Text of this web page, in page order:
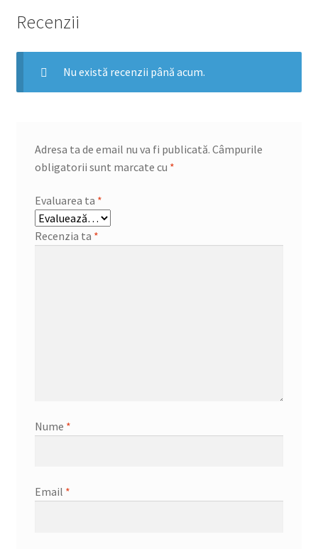
Recenzii
Nu există recenzii până acum.
Adresa ta de email nu va fi publicată. Câmpurile
obligatorii sunt marcate cu *
Evaluarea ta *
Recenzia ta *
Nume *
Email *